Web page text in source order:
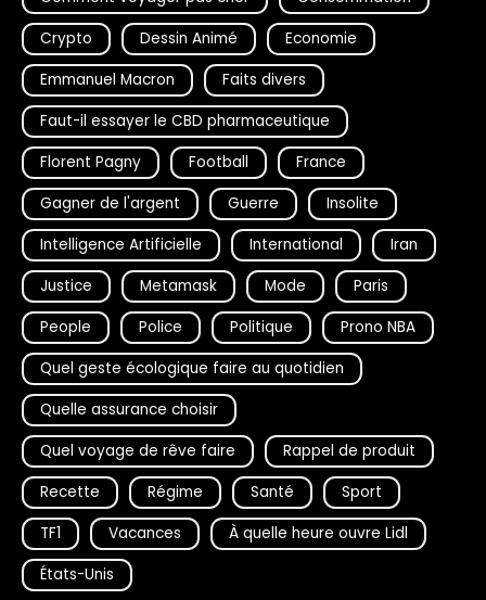
Crypto
Dessin Animé
Economie
Emmanuel Macron
Faits divers
Faut-il essayer le CBD pharmaceutique
Florent Pagny
Football
France
Gagner de l'argent
Guerre
Insolite
Intelligence Artificielle
International
Iran
Justice
Metamask Mode
Paris
People
Police Politique
Prono NBA
Quel geste écologique faire au quotidien
Quelle assurance choisir
Quel voyage de rêve faire
Rappel de produit
Recette
Régime Santé
Sport
TF1
Vacances
À quelle heure ouvre Lidl
États-Unis